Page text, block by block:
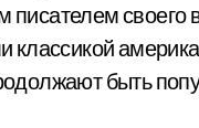
писателем своего
классикой
быть